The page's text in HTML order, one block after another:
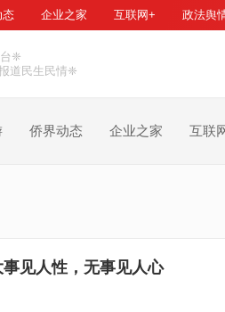
态 企业之家 互联网+ 政法舆
❈
道民生民情❈
侨界动态 企业之家 互联
见人性，无事见人心